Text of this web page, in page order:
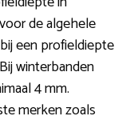
de algehele
een profieldiepte
winterbanden
4 mm.
merken zoals